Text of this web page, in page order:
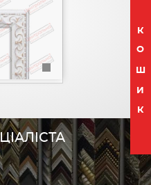
К
О
Ш
И
К